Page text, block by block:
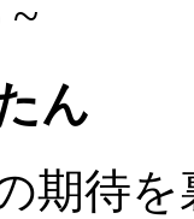
~
ん
期待